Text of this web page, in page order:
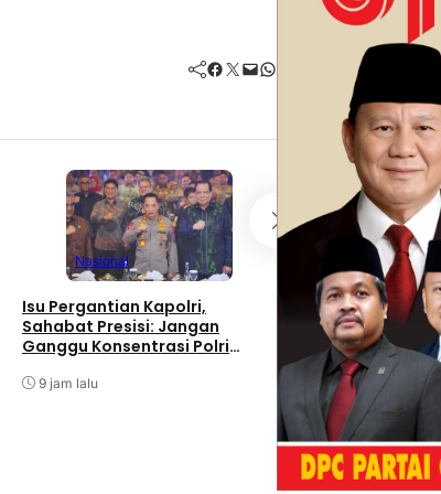
Facebook Twitter Mail WhatsApp
Nasional
Isu Pergantian Kapolri,
Sahabat Presisi: Jangan
Ganggu Konsentrasi Polri
9 jam lalu
KolomNasional
Saatnya
Muhammad Ali
Menjaga
dan Soliditas
14 jam lalu